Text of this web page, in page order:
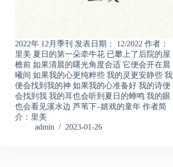
2022年 12月季刊 发表日期： 12/2022 作者：
里美 夏日的第一朵牵牛花 已攀上了后院的屋
檐前 如果清晨的曙光角度合适 它便会开在晨
曦间 如果我的心更纯粹些 我的灵更安静些 我
便会找到我的神 如果我的心准备好 我的诗便
会找到我 我的耳也会听到夏日的蝉鸣 我的眼
也会看见溪水边 芦苇下–嬉戏的童年 作者简
介：里美
admin
2023-01-26